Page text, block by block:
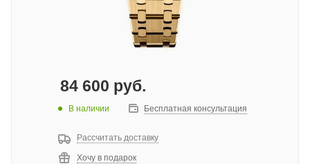
84 600 руб.
В наличии Бесплатная консультация
Рассчитать доставку
Хочу в подарок